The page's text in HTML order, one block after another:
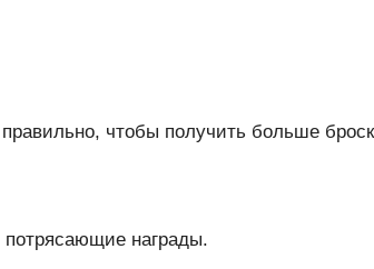
чтобы получить больше
награды.